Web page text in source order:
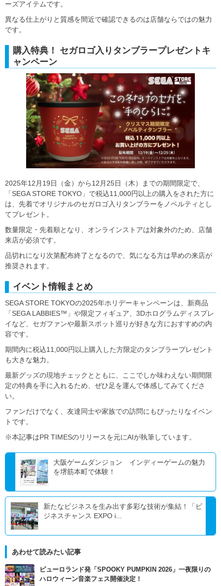
ーズアイテムです。
異なる仕上がりと質感を間近で確認できるのは店舗ならではの魅力
です。
購入特典！ セガロゴ入りタンブラープレゼントキ
ャンペーン
2025年12月19日（金）から12月25日（木）までの期間限定で、
「SEGA STORE TOKYO」で税込11,000円以上の購入をされた方に
は、先着でオリジナルのセガロゴ入りタンブラーをノベルティとし
てプレゼント。
数量限定・先着順となり、オンラインストアは対象外のため、店舗
来店が必須です。
品切れになり次第配布終了となるので、気になる方は早めの来店が
推奨されます。
イベント情報まとめ
SEGA STORE TOKYOの2025年ホリデーキャンペーンは、新商品
「SEGA LABBIES™」や限定フィギュア、3Dホログラムディスプレ
イなど、セガファンや最新スポット巡りが好きな方におすすめの内
容です。
期間内に税込11,000円以上購入した方限定のタンブラープレゼント
も大きな魅力。
最新グッズの現地チェックとともに、ここでしか味わえない期間限
定の特典を手に入れるため、ぜひ足を運んで体感してみてくださ
い。
ファンだけでなく、友達同士や家族での訪問にもぴったりなイベン
トです。
※本記事はPR TIMESのリリースを元にAIが執筆しています。
大阪ゲームダンジョン インディーゲームの魅力
を堺筋本町で体験！
新たなビジネスを生み出す多彩な技術が集結！「ビ
ジネスチャンス EXPO i...
あわせて読みたい記事
ピューロランド発「SPOOKY PUMPKIN 2026」一夜限りの
ハロウィーン音楽フェス開催決定！